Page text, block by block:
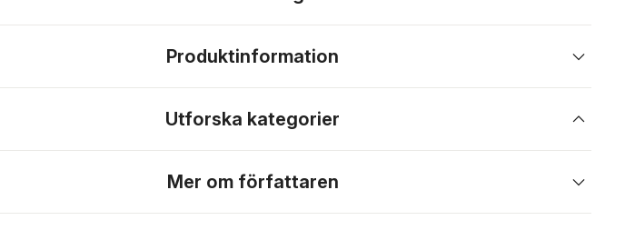
Produktinformation
Utforska kategorier
Mer om författaren